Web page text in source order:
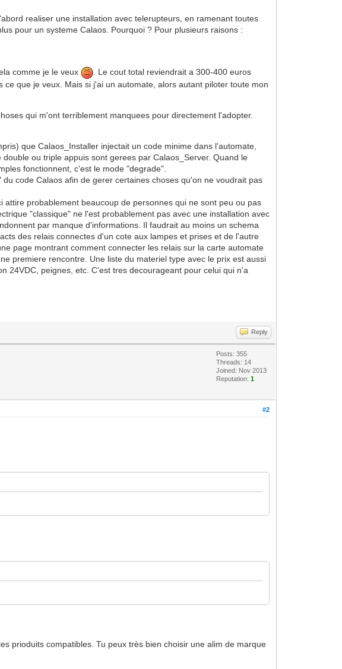
realiser une installation avec telerupteurs, en ramenant toutes
pour un systeme Calaos. Pourquoi ? Pour plusieurs raisons :
comme je le veux
. Le cout total reviendrait a 300-400 euros
que je veux. Mais si j'ai un automate, alors autant piloter toute mon
qui m'ont terriblement manquees pour directement l'adopter.
que Calaos_Installer injectait un code minime dans l'automate,
ou triple appuis sont gerees par Calaos_Server. Quand le
fonctionnent, c'est le mode "degrade".
code Calaos afin de gerer certaines choses qu'on ne voudrait pas
probablement beaucoup de personnes qui ne sont peu ou pas
"classique" ne l'est probablement pas avec une installation avec
par manque d'informations. Il faudrait au moins un schema
des relais connectes d'un cote aux lampes et prises et de l'autre
page montrant comment connecter les relais sur la carte automate
premiere rencontre. Une liste du materiel type avec le prix est aussi
24VDC, peignes, etc. C'est tres decourageant pour celui qui n'a
Reply
Posts: 355
Threads: 14
Joined: Nov 2013
Reputation:1
#2
prioduits compatibles. Tu peux très bien choisir une alim de marque